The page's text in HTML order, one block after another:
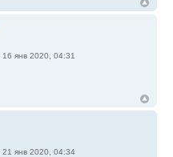
16 янв 2020, 04:31
21 янв 2020, 04:34